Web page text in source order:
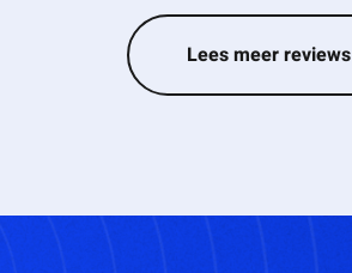
Lees meer reviews